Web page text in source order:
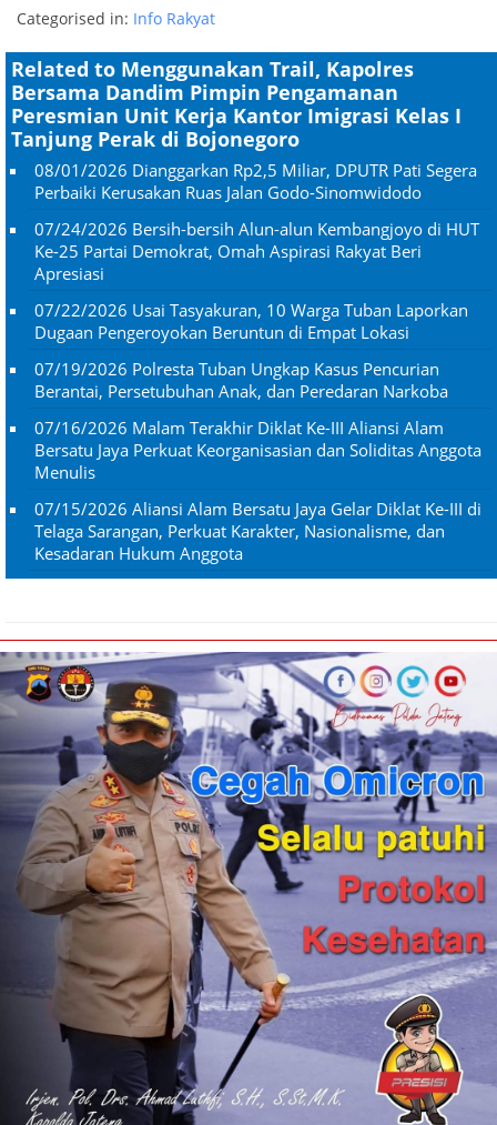
Categorised in: Info Rakyat
Related to Menggunakan Trail, Kapolres
Bersama Dandim Pimpin Pengamanan
Peresmian Unit Kerja Kantor Imigrasi Kelas I
Tanjung Perak di Bojonegoro
08/01/2026 Dianggarkan Rp2,5 Miliar, DPUTR Pati Segera
Perbaiki Kerusakan Ruas Jalan Godo-Sinomwidodo
07/24/2026 Bersih-bersih Alun-alun Kembangjoyo di HUT
Ke-25 Partai Demokrat, Omah Aspirasi Rakyat Beri
Apresiasi
07/22/2026 Usai Tasyakuran, 10 Warga Tuban Laporkan
Dugaan Pengeroyokan Beruntun di Empat Lokasi
07/19/2026 Polresta Tuban Ungkap Kasus Pencurian
Berantai, Persetubuhan Anak, dan Peredaran Narkoba
07/16/2026 Malam Terakhir Diklat Ke-III Aliansi Alam
Bersatu Jaya Perkuat Keorganisasian dan Soliditas Anggota
Menulis
07/15/2026 Aliansi Alam Bersatu Jaya Gelar Diklat Ke-III di
Telaga Sarangan, Perkuat Karakter, Nasionalisme, dan
Kesadaran Hukum Anggota